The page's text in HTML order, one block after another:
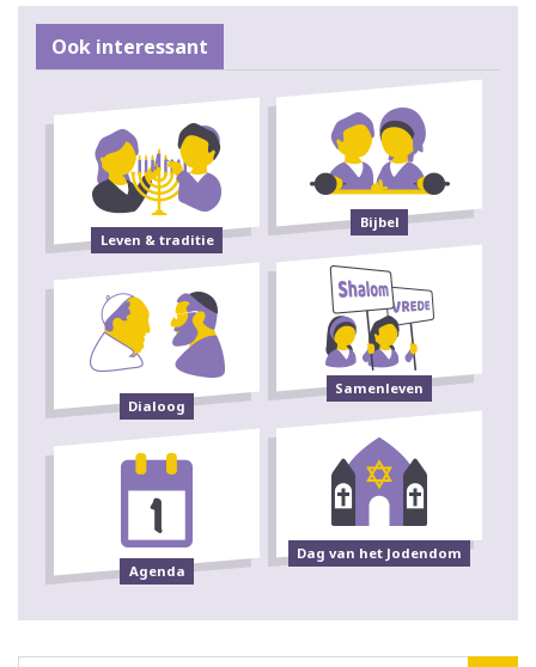
Ook interessant
Leven & traditie
Bijbel
Dialoog
Samenleven
Agenda
Dag van het Jodendom